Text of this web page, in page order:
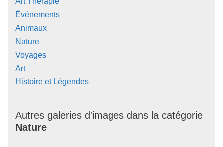
Événements
Animaux
Nature
Voyages
Art
Histoire et Légendes
Autres galeries d'images dans la catégorie
Nature